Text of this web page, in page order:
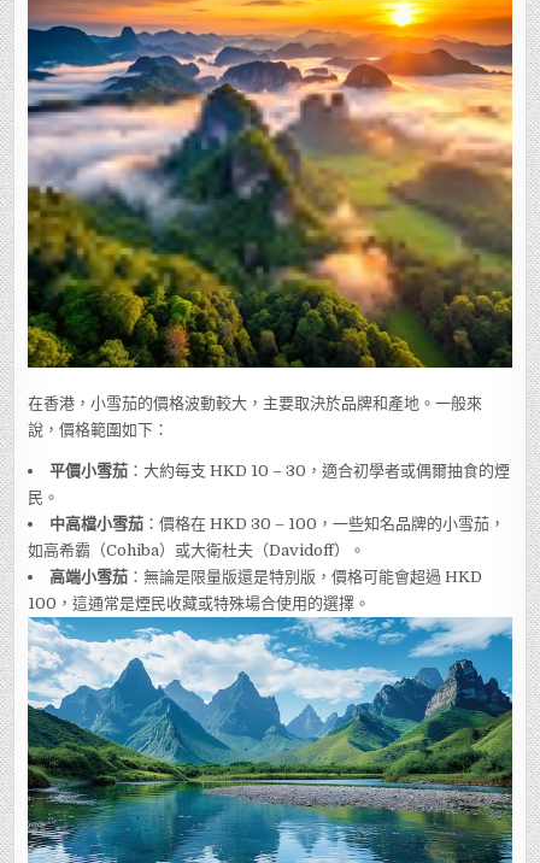
在香港，小雪茄的價格波動較大，主要取決於品牌和產地。一般來
說，價格範圍如下：
平價小雪茄 ：大約每支 HKD 10 – 30，適合初學者或偶爾抽食的煙
民。
中高檔小雪茄 ：價格在 HKD 30 – 100，一些知名品牌的小雪茄，
如高希霸（Cohiba）或大衛杜夫（Davidoff）。
高端小雪茄 ：無論是限量版還是特別版，價格可能會超過 HKD
100，這通常是煙民收藏或特殊場合使用的選擇。